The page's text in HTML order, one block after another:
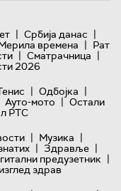
| Србија данас |
времена | Рат
| Сматрачница |
2026
| Одбојка |
Ауто-мото | Остали
РТС
| Музика |
| Здравље |
предузетник |
здрав